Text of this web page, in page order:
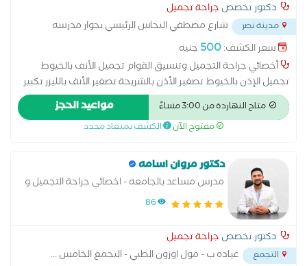
دكتور تخصص جراحة تجميل
مدينة نصر
شارع مصطفي النحاس الرئيسي بجوار مدرسه
المنهل...
سعر الكشف:500 جنيه
أخصائي جراحة التجميل وتنسيق القوام تجميل الأنف بالخيوط
تجميل الإذن بالخيوط تصغير الأذن بالشريحة تصغير الأنف بالليزر تكبير
الخدود تكبير الذقن بالفيلر تكبير الصدر بالفيلر تكبير المؤخرة توريد
الشفايف بالليزر ثقب الاذن حقن البلازما للوجه حقن البوتکس حقن
الدهون في الوجه حقن الفيلر خرم الأنف رفع الحواجب بالخيط زراعة
بالخيوط شد الجفون بالخيوط شد الرقبة بالخيط شد الوجه بالخيوط
شد الوجه بالليزر علاج آثار الحروق علاج الشفة الارنبية علاج الكيس
الدهني علاج عين السمكة عمل الغمازات عمليات تجميل الأنف
عمليات تجميل المهبل عملية تجميل الأذن عملية تصغير الذقن
عملية تصغير الشفايف عملية تكبير الثدي عملية تكبير الذقن عملية
شد الثدي عملية شد الجبهة عملية شد الرقبة عملية شد الوجه
فراكشنال ليزر فيلر الشفايف كولاجين للبشرة ميزوثيرابي للوجه
متاح النهاردة من 3:00 مساءً مواعيد الحجز
مفتوح الآن الكشف بميعاد محدد
دكتور مروان اسامه
مدرس مساعد بالجامعه - اخصائي جراحة التجميل و
الإصلاح
86
دكتور تخصص جراحة تجميل
التجمع عياده ب - مول اوزون الطبي - التجمع الخامس...